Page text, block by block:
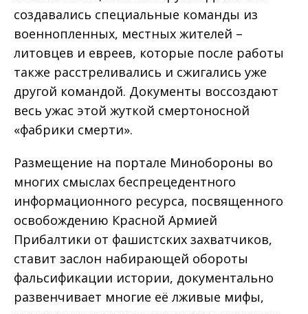
создавались специальные команды из
военнопленных, местных жителей –
литовцев и евреев, которые после работы
также расстреливались и сжигались уже
другой командой. Документы воссоздают
весь ужас этой жуткой смертоносной
«фабрики смерти».
Размещение на портале Минобороны во
многих смыслах беспрецедентного
информационного ресурса, посвященного
освобождению Красной Армией
Прибалтики от фашистских захватчиков,
ставит заслон набирающей обороты
фальсификации истории, документально
развенчивает многие её лживые мифы,